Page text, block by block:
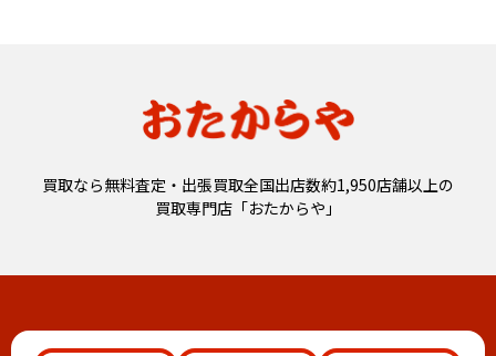
買取なら無料査定・出張買取全国出店数約1,950店舗以上の
買取専門店「おたからや」